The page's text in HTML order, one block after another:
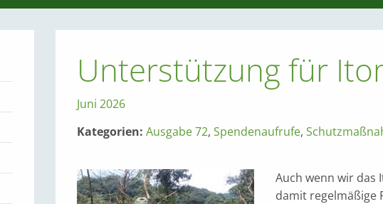
Unterstützung für
Juni 2026
Kategorien: Ausgabe 72, Spendenaufrufe,
Auch wenn wir das
damit regelmäßige